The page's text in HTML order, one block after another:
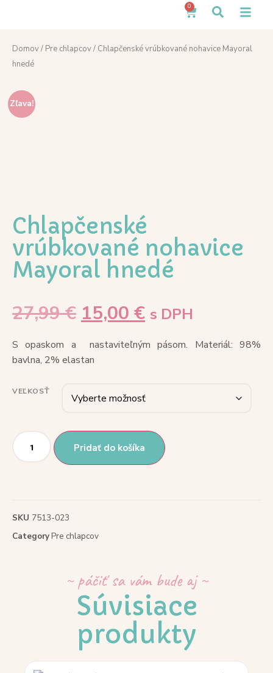
0
Domov/ Pre chlapcov/ Chlapčenské vrúbkované nohavice Mayoral
hnedé
Zľava!
Chlapčenské
vrúbkované nohavice
Mayoral hnedé
27,99€ 15,00 € s DPH
S opaskom a nastaviteľným pásom. Materiál: 98%
bavlna, 2% elastan
VEĽKOSŤ
Pridať do košíka
SKU 7513-023
CategoryPre chlapcov
~ páčiť sa vám bude aj ~
Súvisiace
produkty